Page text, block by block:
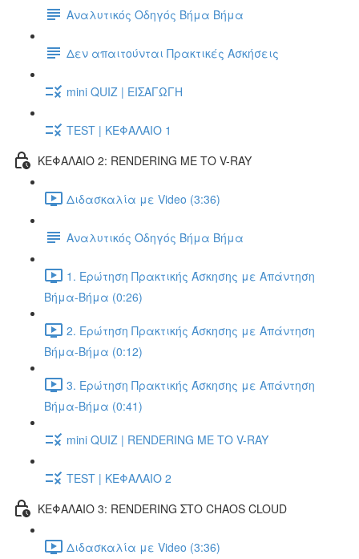
Αναλυτικός Οδηγός Βήμα Βήμα
Δεν απαιτούνται Πρακτικές Ασκήσεις
mini QUIZ | ΕΙΣΑΓΩΓΗ
TEST | ΚΕΦΑΛΑΙΟ 1
ΚΕΦΑΛΑΙΟ 2: RENDERING ΜΕ ΤΟ V-RAY
Διδασκαλία με Video (3:36)
Αναλυτικός Οδηγός Βήμα Βήμα
1. Ερώτηση Πρακτικής Άσκησης με Απάντηση
Βήμα-Βήμα (0:26)
2. Ερώτηση Πρακτικής Άσκησης με Απάντηση
Βήμα-Βήμα (0:12)
3. Ερώτηση Πρακτικής Άσκησης με Απάντηση
Βήμα-Βήμα (0:41)
mini QUIZ | RENDERING ΜΕ ΤΟ V-RAY
TEST | ΚΕΦΑΛΑΙΟ 2
ΚΕΦΑΛΑΙΟ 3: RENDERING ΣΤΟ CHAOS CLOUD
Διδασκαλία με Video (3:36)